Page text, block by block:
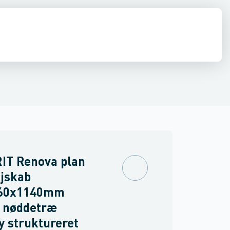
Renova plan
nøddetræ
struktureret